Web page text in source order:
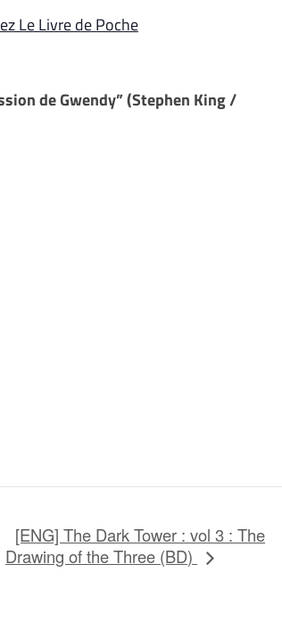
Le Livre de Poche
de Gwendy” (Stephen King /
[ENG] The Dark Tower : vol 3 : The
Drawing of the Three (BD)